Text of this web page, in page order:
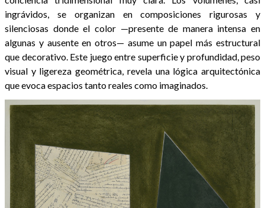
ingrávidos, se organizan en composiciones rigurosas y
silenciosas donde el color —presente de manera intensa en
algunas y ausente en otros— asume un papel más estructural
que decorativo. Este juego entre superficie y profundidad, peso
visual y ligereza geométrica, revela una lógica arquitectónica
que evoca espacios tanto reales como imaginados.